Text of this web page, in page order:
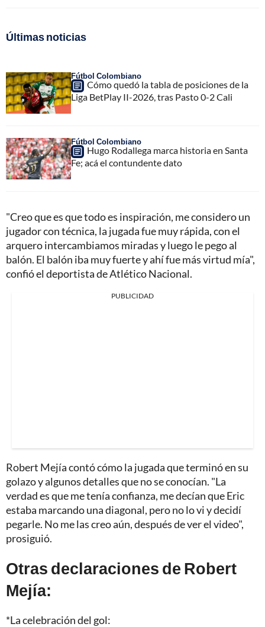
Últimas noticias
Fútbol Colombiano
Cómo quedó la tabla de posiciones de la
Liga BetPlay II-2026, tras Pasto 0-2 Cali
Fútbol Colombiano
Hugo Rodallega marca historia en Santa
Fe; acá el contundente dato
"Creo que es que todo es inspiración, me considero un
jugador con técnica, la jugada fue muy rápida, con el
arquero intercambiamos miradas y luego le pego al
balón. El balón iba muy fuerte y ahí fue más virtud mía",
confió el deportista de Atlético Nacional.
PUBLICIDAD
Robert Mejía contó cómo la jugada que terminó en su
golazo y algunos detalles que no se conocían. "La
verdad es que me tenía confianza, me decían que Eric
estaba marcando una diagonal, pero no lo vi y decidí
pegarle. No me las creo aún, después de ver el video",
prosiguió.
Otras declaraciones de Robert
Mejía:
*La celebración del gol: